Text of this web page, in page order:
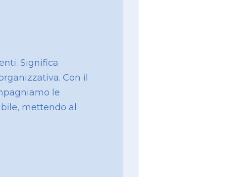
Significa
Con il
le
mettendo al